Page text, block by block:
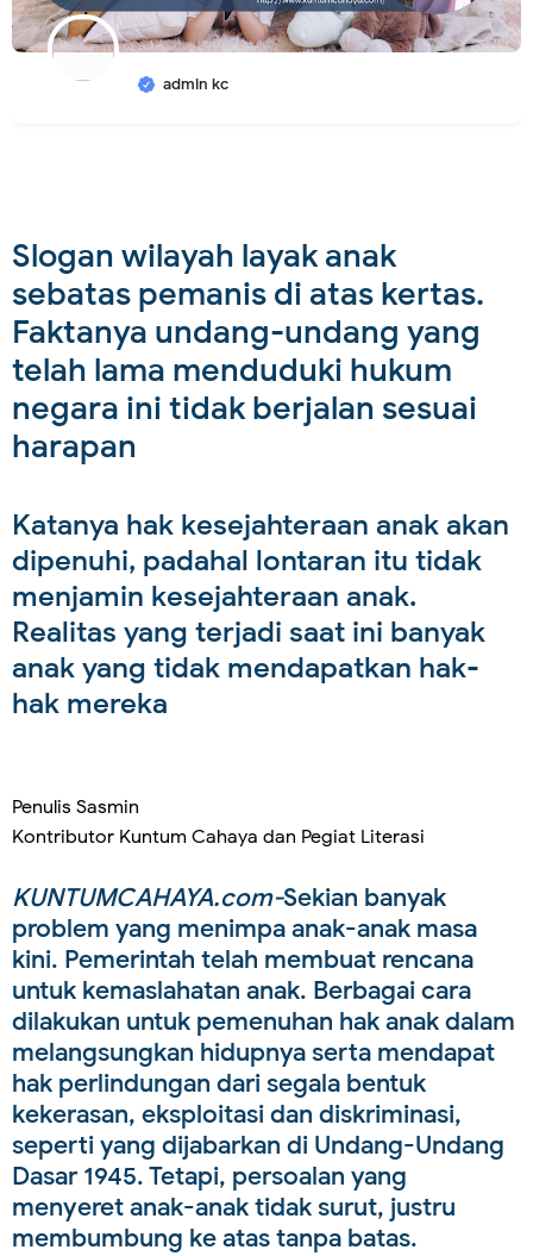
admin kc
Slogan wilayah layak anak
sebatas pemanis di atas kertas.
Faktanya undang-undang yang
telah lama menduduki hukum
negara ini tidak berjalan sesuai
harapan
Katanya hak kesejahteraan anak akan
dipenuhi, padahal lontaran itu tidak
menjamin kesejahteraan anak.
Realitas yang terjadi saat ini banyak
anak yang tidak mendapatkan hak-
hak mereka
Penulis Sasmin
Kontributor Kuntum Cahaya dan Pegiat Literasi
KUNTUMCAHAYA.com-Sekian banyak
problem yang menimpa anak-anak masa
kini. Pemerintah telah membuat rencana
untuk kemaslahatan anak. Berbagai cara
dilakukan untuk pemenuhan hak anak dalam
melangsungkan hidupnya serta mendapat
hak perlindungan dari segala bentuk
kekerasan, eksploitasi dan diskriminasi,
seperti yang dijabarkan di Undang-Undang
Dasar 1945. Tetapi, persoalan yang
menyeret anak-anak tidak surut, justru
membumbung ke atas tanpa batas.